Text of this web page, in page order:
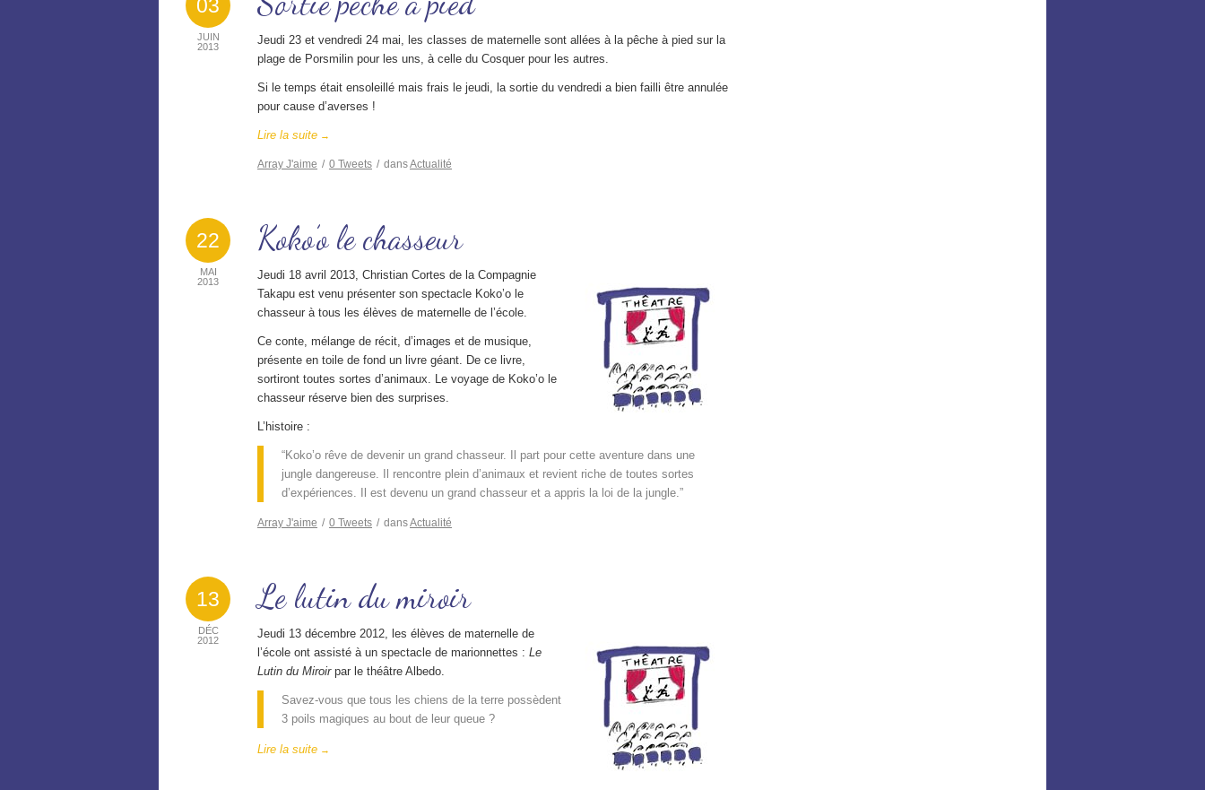
03
JUIN
2013
Jeudi 23 et vendredi 24 mai, les classes de maternelle sont allées à la pêche à pied sur la
plage de Porsmilin pour les uns, à celle du Cosquer pour les autres.
Si le temps était ensoleillé mais frais le jeudi, la sortie du vendredi a bien failli être annulée
pour cause d’averses !
Lire la suite →
Array J'aime / 0 Tweets / dansActualité
22
MAI
2013
Koko’o le chasseur
Jeudi 18 avril 2013, Christian Cortes de la Compagnie
Takapu est venu présenter son spectacle Koko’o le
chasseur à tous les élèves de maternelle de l’école.
Ce conte, mélange de récit, d’images et de musique,
présente en toile de fond un livre géant. De ce livre,
sortiront toutes sortes d’animaux. Le voyage de Koko’o le
chasseur réserve bien des surprises.
L’histoire :
“Koko’o rêve de devenir un grand chasseur. Il part pour cette aventure dans une
jungle dangereuse. Il rencontre plein d’animaux et revient riche de toutes sortes
d’expériences. Il est devenu un grand chasseur et a appris la loi de la jungle.”
Array J'aime / 0 Tweets / dansActualité
13
DÉC
2012
Le lutin du miroir
Jeudi 13 décembre 2012, les élèves de maternelle de
l’école ont assisté à un spectacle de marionnettes : Le
Lutin du Miroirpar le théâtre Albedo.
Savez-vous que tous les chiens de la terre possèdent
3 poils magiques au bout de leur queue ?
Lire la suite →